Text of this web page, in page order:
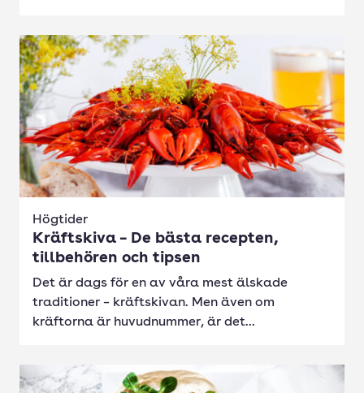
Högtider
Kräftskiva – De bästa recepten,
tillbehören och tipsen
Det är dags för en av våra mest älskade
traditioner – kräftskivan. Men även om
kräftorna är huvudnummer, är det...